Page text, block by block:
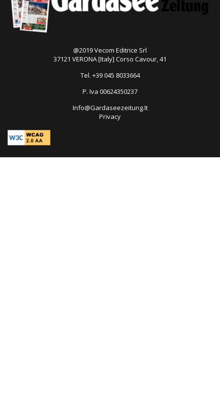
@2019 Vecom Editrice Srl
37121 VERONA [Italy] Corso Cavour, 41
Tel. +39 045 8033664
P. Iva 00624350237
Info@Gardaseezeitung.It
Privacy
in